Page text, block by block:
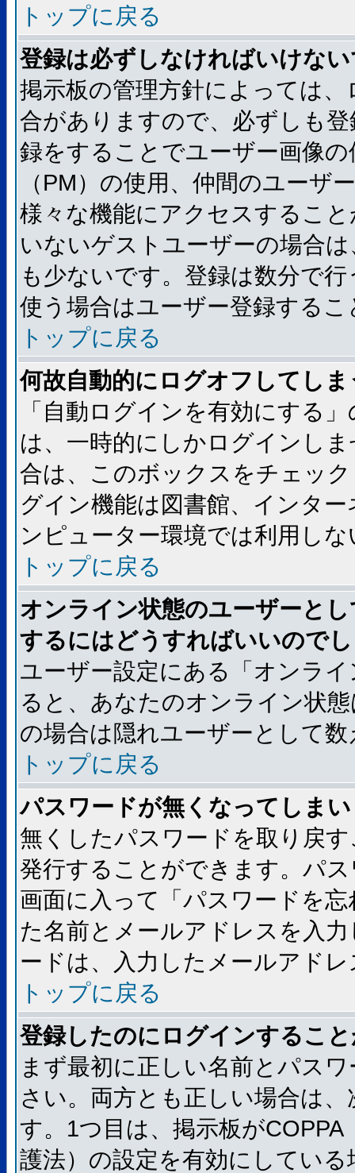
トップに戻る
登録は必ずしなければいけな
掲示板の管理方針によっては
合がありますので、必ずしも
録をすることでユーザー画像
（PM）の使用、仲間のユーザ
様々な機能にアクセスするこ
いないゲストユーザーの場合
も少ないです。登録は数分で
使う場合はユーザー登録する
トップに戻る
何故自動的にログオフしてし
「自動ログインを有効にする
は、一時的にしかログインし
合は、このボックスをチェッ
グイン機能は図書館、インタ
ンピューター環境では利用し
トップに戻る
オンライン状態のユーザーと
するにはどうすればいいので
ユーザー設定にある「オンラ
ると、あなたのオンライン状
の場合は隠れユーザーとして
トップに戻る
パスワードが無くなってしま
無くしたパスワードを取り戻
発行することができます。パ
画面に入って「パスワードを
た名前とメールアドレスを入
ードは、入力したメールアド
トップに戻る
登録したのにログインするこ
まず最初に正しい名前とパス
さい。両方とも正しい場合は
す。1つ目は、掲示板が
護法）の設定を有効にしてい